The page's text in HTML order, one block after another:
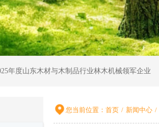
年度山东木材与木制品行业林木机械领军企业
您当前位置： 首页 / 新闻中心 /